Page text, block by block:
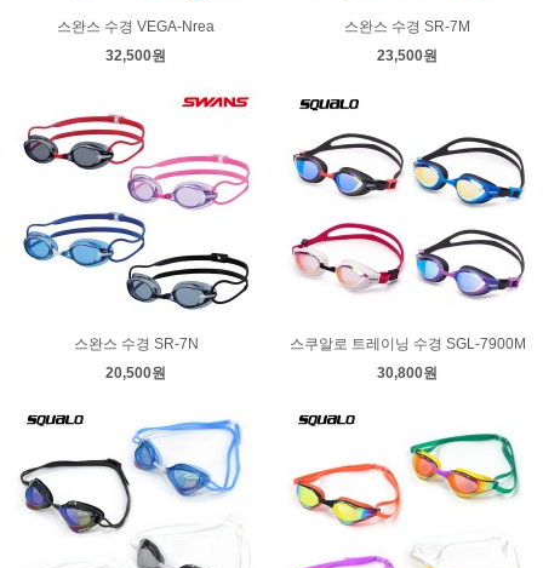
스완스 수경 VEGA-Nrea
32,500원
스완스 수경 SR-7M
23,500원
스완스 수경 SR-7N
20,500원
스쿠알로 트레이닝 수경 SGL-7900M
30,800원